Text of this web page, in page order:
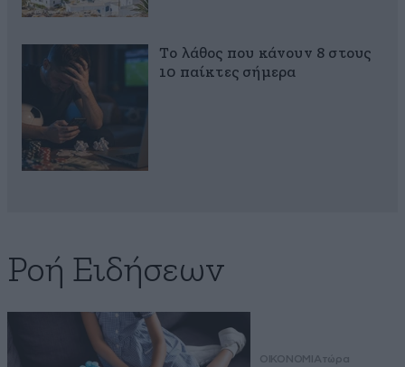
Το λάθος που κάνουν 8 στους
10 παίκτες σήμερα
Ροή Ειδήσεων
ΟΙΚΟΝΟΜΙΑτώρα